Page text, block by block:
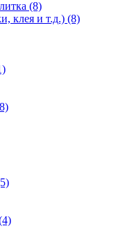
(8)
клея и т.д.) (8)